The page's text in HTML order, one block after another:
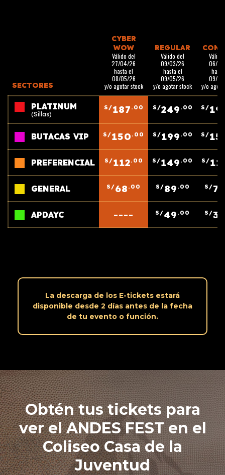
SECTORES
CYBER
WOW
Válido del
27/04/26
hasta el
08/05/26
y/o agotar stock
REGULAR
Válido del
09/03/26
hasta el
09/05/26
y/o agotar stock
06/
09/
y/o
PLATINUM
(Sillas)
S/187.00 S/249 .00 S/
BUTACAS VIP S/150 .00 S/199 .00 S/
PREFERENCIAL S/112.00 S/149 .00 S/
GENERAL S/68 .00 S/89 .00 S/71
APDAYC ---- S/49 .00 S/39
La descarga de los E-tickets estará
disponible desde 2 días antes de la fecha
de tu evento o función.
Obtén tus tickets para
ver el ANDES FEST en el
Coliseo Casa de la
Juventud